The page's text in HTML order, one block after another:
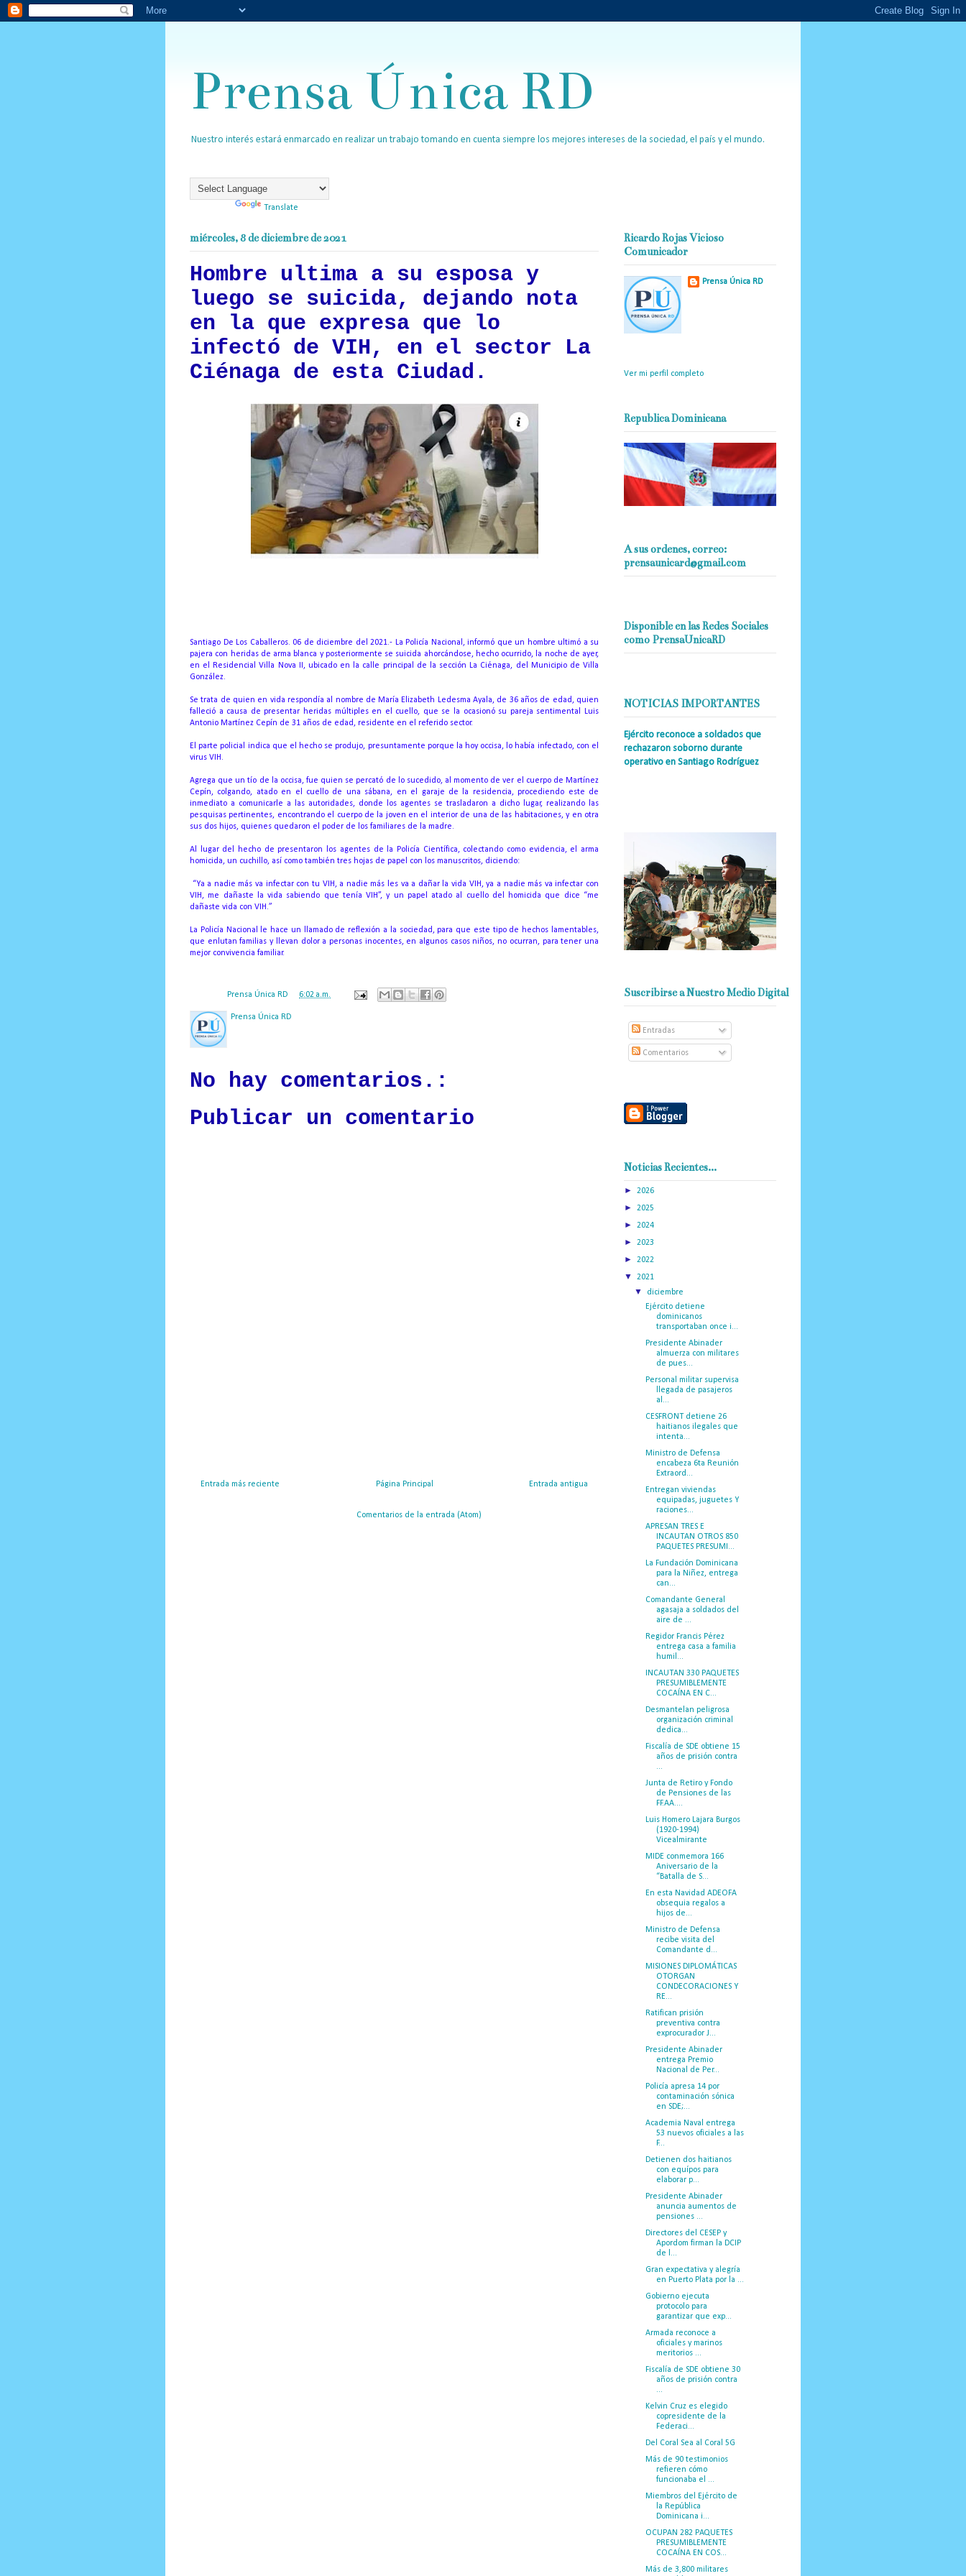
Prensa Única RD
Nuestro interés estará enmarcado en realizar un trabajo tomando en cuenta siempre los mejores intereses de la sociedad, el país y el mundo.
Translate
miércoles, 8 de diciembre de 2021
Hombre ultima a su esposa y
luego se suicida, dejando nota
en la que expresa que lo
infectó de VIH, en el sector La
Ciénaga de esta Ciudad.
Santiago De Los Caballeros. 06 de diciembre del 2021.- La Policía Nacional, informó que un hombre ultimó a su
pajera con heridas de arma blanca y posteriormente se suicida ahorcándose, hecho ocurrido, la noche de ayer,
en el Residencial Villa Nova II, ubicado en la calle principal de la sección La Ciénaga, del Municipio de Villa
González.
Se trata de quien en vida respondía al nombre de María Elizabeth Ledesma Ayala, de 36 años de edad, quien
falleció a causa de presentar heridas múltiples en el cuello, que se la ocasionó su pareja sentimental Luis
Antonio Martínez Cepín de 31 años de edad, residente en el referido sector.
El parte policial indica que el hecho se produjo, presuntamente porque la hoy occisa, lo había infectado, con el
virus VIH.
Agrega que un tío de la occisa, fue quien se percató de lo sucedido, al momento de ver el cuerpo de Martínez
Cepín, colgando, atado en el cuello de una sábana, en el garaje de la residencia, procediendo este de
inmediato a comunicarle a las autoridades, donde los agentes se trasladaron a dicho lugar, realizando las
pesquisas pertinentes, encontrando el cuerpo de la joven en el interior de una de las habitaciones, y en otra
sus dos hijos, quienes quedaron el poder de los familiares de la madre.
Al lugar del hecho de presentaron los agentes de la Policía Científica, colectando como evidencia, el arma
homicida, un cuchillo, así como también tres hojas de papel con los manuscritos, diciendo:
“Ya a nadie más va infectar con tu VIH, a nadie más les va a dañar la vida VIH, ya a nadie más va infectar con
VIH, me dañaste la vida sabiendo que tenía VIH”, y un papel atado al cuello del homicida que dice “me
dañaste vida con VIH.”
La Policía Nacional le hace un llamado de reflexión a la sociedad, para que este tipo de hechos lamentables,
que enlutan familias y llevan dolor a personas inocentes, en algunos casos niños, no ocurran, para tener una
mejor convivencia familiar.
Prensa Única RD 6:02 a.m.
Prensa Única RD
No hay comentarios.:
Publicar un comentario
Entrada más reciente Entrada antigua
Página Principal
Comentarios de la entrada (Atom)
Ricardo Rojas Vicioso
Comunicador
Prensa Única RD
Ver mi perfil completo
Republica Dominicana
A sus ordenes, correo:
prensaunicard@gmail.com
Disponible en las Redes Sociales
como PrensaUnicaRD
NOTICIAS IMPORTANTES
Ejército reconoce a soldados que
rechazaron soborno durante
operativo en Santiago Rodríguez
Suscribirse a Nuestro Medio Digital
Entradas
Comentarios
Noticias Recientes...
► 2026
► 2025
► 2024
► 2023
► 2022
▼ 2021
▼ diciembre
Ejército detiene
dominicanos
transportaban once i...
Presidente Abinader
almuerza con militares
de pues...
Personal militar supervisa
llegada de pasajeros
al...
CESFRONT detiene 26
haitianos ilegales que
intenta...
Ministro de Defensa
encabeza 6ta Reunión
Extraord...
Entregan viviendas
equipadas, juguetes Y
raciones...
APRESAN TRES E
INCAUTAN OTROS 850
PAQUETES PRESUMI...
La Fundación Dominicana
para la Niñez, entrega
can...
Comandante General
agasaja a soldados del
aire de ...
Regidor Francis Pérez
entrega casa a familia
humil...
INCAUTAN 330 PAQUETES
PRESUMIBLEMENTE
COCAÍNA EN C...
Desmantelan peligrosa
organización criminal
dedica...
Fiscalía de SDE obtiene 15
años de prisión contra
...
Junta de Retiro y Fondo
de Pensiones de las
FF.AA....
Luis Homero Lajara Burgos
(1920-1994)
Vicealmirante
MIDE conmemora 166
Aniversario de la
“Batalla de S...
En esta Navidad ADEOFA
obsequia regalos a
hijos de...
Ministro de Defensa
recibe visita del
Comandante d...
MISIONES DIPLOMÁTICAS
OTORGAN
CONDECORACIONES Y
RE...
Ratifican prisión
preventiva contra
exprocurador J...
Presidente Abinader
entrega Premio
Nacional de Per...
Policía apresa 14 por
contaminación sónica
en SDE;...
Academia Naval entrega
53 nuevos oficiales a las
F...
Detienen dos haitianos
con equípos para
elaborar p...
Presidente Abinader
anuncia aumentos de
pensiones ...
Directores del CESEP y
Apordom firman la DCIP
de l...
Gran expectativa y alegría
en Puerto Plata por la ...
Gobierno ejecuta
protocolo para
garantizar que exp...
Armada reconoce a
oficiales y marinos
meritorios ...
Fiscalía de SDE obtiene 30
años de prisión contra
...
Kelvin Cruz es elegido
copresidente de la
Federaci...
Del Coral Sea al Coral 5G
Más de 90 testimonios
refieren cómo
funcionaba el ...
Miembros del Ejército de
la República
Dominicana i...
OCUPAN 282 PAQUETES
PRESUMIBLEMENTE
COCAÍNA EN COS...
Más de 3,800 militares